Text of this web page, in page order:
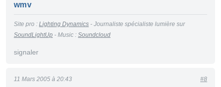
wmv
Site pro : Lighting Dynamics - Journaliste spécialiste lumière sur
SoundLightUp - Music : Soundcloud
signaler
11 Mars 2005 à 20:43 #8